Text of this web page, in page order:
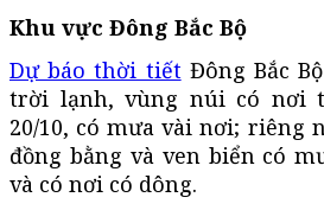
Khu vực Đông Bắc Bộ
Dự báo thời tiếtĐông Bắc
trời lạnh, vùng núi có nơi
20/10, có mưa vài nơi; riêng
đồng bằng và ven biển có
và có nơi có dông.